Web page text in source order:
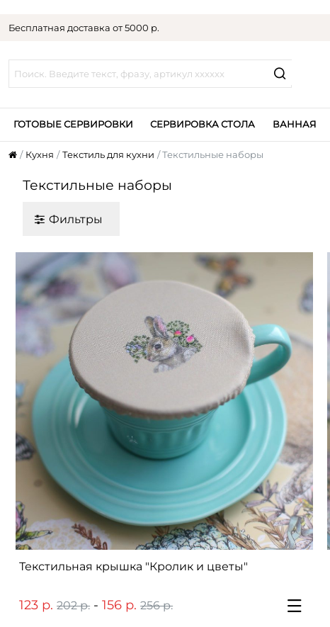
Бесплатная доставка от 5000 р.
ГОТОВЫЕ СЕРВИРОВКИ СЕРВИРОВКА СТОЛА ВАННАЯ
Кухня Текстиль для кухни Текстильные наборы
Текстильные наборы
Фильтры
Текстильная крышка "Кролик и цветы"
123 р. 202 р. -156 р. 256 р.